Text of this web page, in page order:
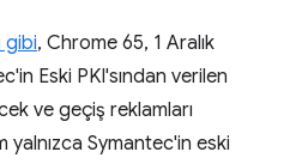
gibi, Chrome 65, 1 Aralık
Eski PKI'sından verilen
ve geçiş reklamları
Symantec'in eski